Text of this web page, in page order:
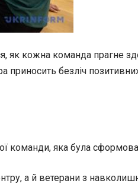
кожна команда прагне
приносить безліч
команди, яка була
а й ветерани з